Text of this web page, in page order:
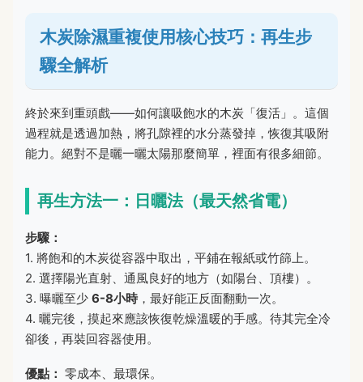
木炭除濕重複使用核心技巧：再生步
驟全解析
終於來到重頭戲——如何讓吸飽水的木炭「復活」。這個
過程就是透過加熱，將孔隙裡的水分蒸發掉，恢復其吸附
能力。絕對不是曬一曬太陽那麼簡單，裡面有很多細節。
再生方法一：日曬法（最天然省電）
步驟：
1. 將飽和的木炭從容器中取出，平鋪在報紙或竹篩上。
2. 選擇陽光直射、通風良好的地方（如陽台、頂樓）。
3. 曝曬至少 6-8小時，最好能正反面翻動一次。
4. 曬完後，摸起來應該恢復乾燥溫暖的手感。待其完全冷
卻後，再裝回容器使用。
優點： 零成本、最環保。